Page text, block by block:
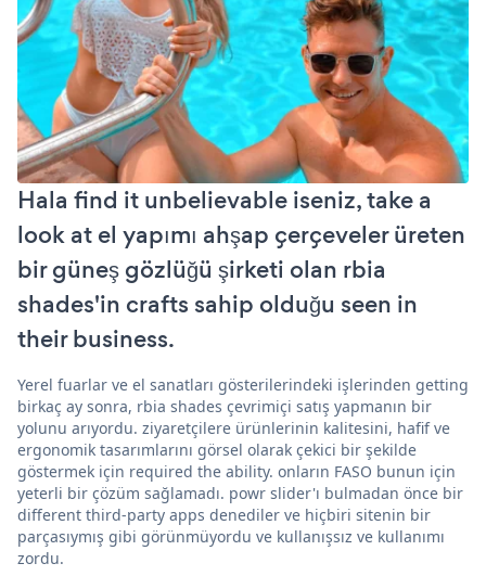
Hala find it unbelievable iseniz, take a
look at el yapımı ahşap çerçeveler üreten
bir güneş gözlüğü şirketi olan rbia
shades'in crafts sahip olduğu seen in
their business.
Yerel fuarlar ve el sanatları gösterilerindeki işlerinden getting
birkaç ay sonra, rbia shades çevrimiçi satış yapmanın bir
yolunu arıyordu. ziyaretçilere ürünlerinin kalitesini, hafif ve
ergonomik tasarımlarını görsel olarak çekici bir şekilde
göstermek için required the ability. onların FASO bunun için
yeterli bir çözüm sağlamadı. powr slider'ı bulmadan önce bir
different third-party apps denediler ve hiçbiri sitenin bir
parçasıymış gibi görünmüyordu ve kullanışsız ve kullanımı
zordu.